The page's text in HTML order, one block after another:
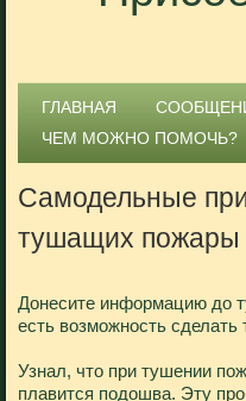
ГЛАВНАЯ
ЧЕМ МОЖНО ПОМОЧЬ?
Самодельные
тушащих пожары
Донесите информацию до
есть возможность сделать
Узнал, что при тушении
плавится подошва. Эту